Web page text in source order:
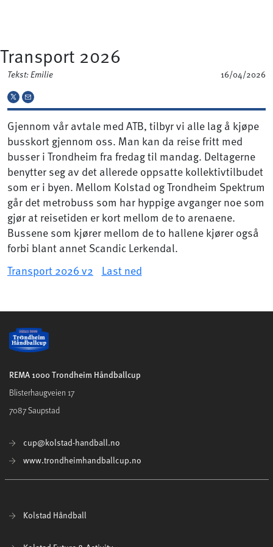
Transport 2026
Tekst: Emilie 16/04/2026
Gjennom vår avtale med ATB, tilbyr vi alle lag å kjøpe
busskort gjennom oss. Man kan da reise fritt med
busser i Trondheim fra fredag til mandag. Deltagerne
benytter seg av det allerede oppsatte kollektivtilbudet
som er i byen. Mellom Kolstad og Trondheim Spektrum
går det metrobuss som har hyppige avganger noe som
gjør at reisetiden er kort mellom de to arenaene.
Bussene som kjører mellom de to hallene kjører også
forbi blant annet Scandic Lerkendal.
Transport 2026 v2
Last ned
REMA 1000 Trondheim Håndballcup
Blisterhaugveien 17
7087 Saupstad
cup@kolstad-handball.no
www.trondheimhandballcup.no
Kolstad Håndball